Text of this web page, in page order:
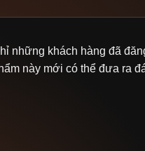
những khách hàng đã
này mới có thể đưa ra